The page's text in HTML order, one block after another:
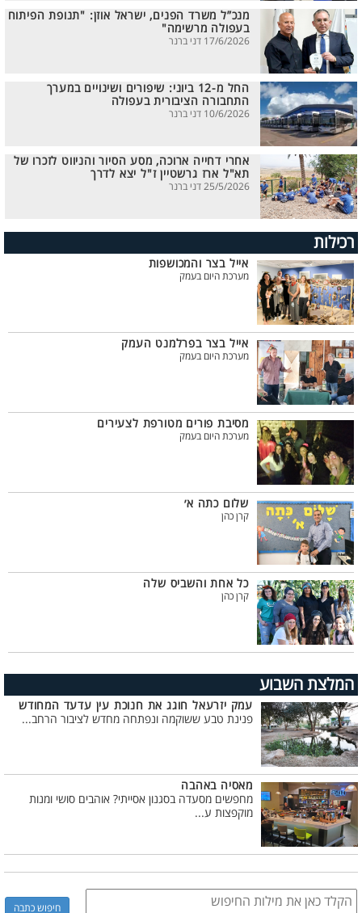
מנכ”ל משרד הפנים, ישראל אוזן: "תנופת הפיתוח
בעפולה מרשימה"
17/6/2026 דני ברנר
החל מ-12 ביוני: שיפורים ושינויים במערך
התחבורה הציבורית בעפולה
10/6/2026 דני ברנר
אחרי דחייה ארוכה, מסע הסיור והניווט לזכרו של
תא"ל ארז גרשטיין ז"ל יצא לדרך
25/5/2026 דני ברנר
רכילות
אייל בצר והמכושפות
מערכת היום בעמק
אייל בצר בפרלמנט העמק
מערכת היום בעמק
מסיבת פורים מטורפת לצעירים
מערכת היום בעמק
שלום כתה א׳
קרן כהן
כל אחת והשביס שלה
קרן כהן
המלצת השבוע
עמק יזרעאל חוגג את חנוכת עין עדעד המחודש
פנינת טבע ששוקמה ונפתחה מחדש לציבור הרחב...
מאסיה באהבה
מחפשים מסעדה בסגנון אסייתי? אוהבים סושי ומנות
מוקפצות ע...